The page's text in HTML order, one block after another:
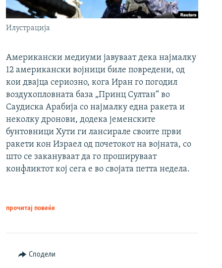
Илустрација
Американски медиуми јавуваат дека најмалку
12 американски војници биле повредени, од
кои двајца сериозно, кога Иран го погодил
воздухопловната база „Принц Султан“ во
Саудиска Арабија со најмалку една ракета и
неколку дронови, додека јеменските
бунтовници Хути ги лансирале своите први
ракети кон Израел од почетокот на војната, со
што се закануваат да го прошируваат
конфликтот кој сега е во својата петта недела.
прочитај повеќе
Сподели